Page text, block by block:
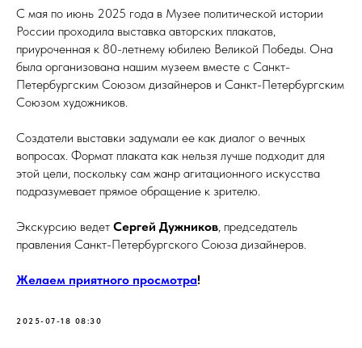
С мая по июнь 2025 года в Музее политической истории
России проходила выставка авторских плакатов,
приуроченная к 80-летнему юбилею Великой Победы. Она
была организована нашим музеем вместе с Санкт-
Петербургским Союзом дизайнеров и Санкт-Петербургским
Союзом художников.
Создатели выставки задумали ее как диалог о вечных
вопросах. Формат плаката как нельзя лучше подходит для
этой цели, поскольку сам жанр агитационного искусства
подразумевает прямое обращение к зрителю.
Экскурсию ведет Сергей Дужников , председатель
правления Санкт-Петербургского Союза дизайнеров.
Желаем приятного просмотра!
2025-07-18 08:30